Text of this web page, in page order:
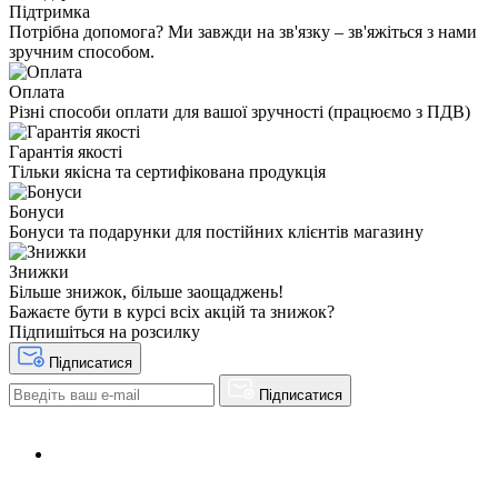
Підтримка
Потрібна допомога? Ми завжди на зв'язку – зв'яжіться з нами
зручним способом.
Оплата
Різні способи оплати для вашої зручності (працюємо з ПДВ)
Гарантія якості
Тільки якісна та сертифікована продукція
Бонуси
Бонуси та подарунки для постійних клієнтів магазину
Знижки
Більше знижок, більше заощаджень!
Бажаєте бути в курсі всіх акцій та знижок?
Підпишіться на розсилку
Підписатися
Підписатися